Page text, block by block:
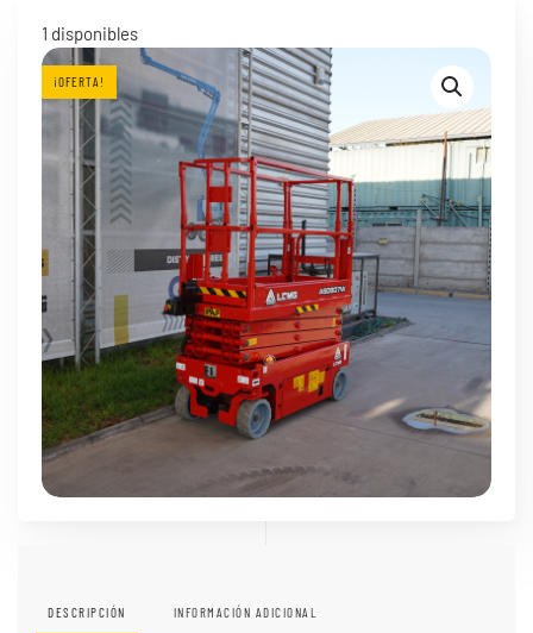
1 disponibles
¡OFERTA!
DESCRIPCIÓN INFORMACIÓN ADICIONAL